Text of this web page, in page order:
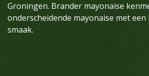
Groningen. Brander mayonaise
onderscheidende mayonaise met
smaak.